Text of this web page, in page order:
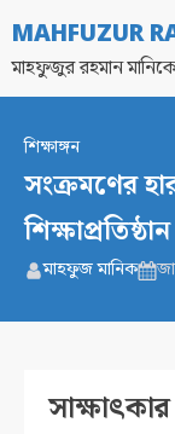
MAHFUZUR
মাহফুজুর রহমান
শিক্ষাঙ্গন
সংক্রমণের
মাহফুজ মানিক